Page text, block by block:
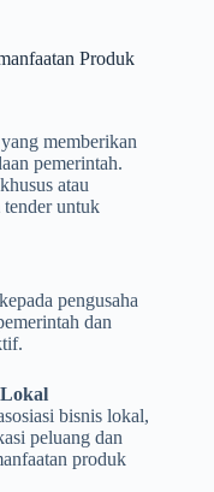
Produk
memberikan
pemerintah.
atau
tender untuk
pengusaha
dan
bisnis lokal,
peluang dan
produk